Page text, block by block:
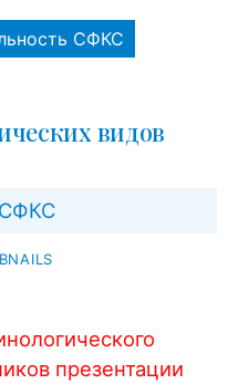
СФКС
видов
СФКС
презентации